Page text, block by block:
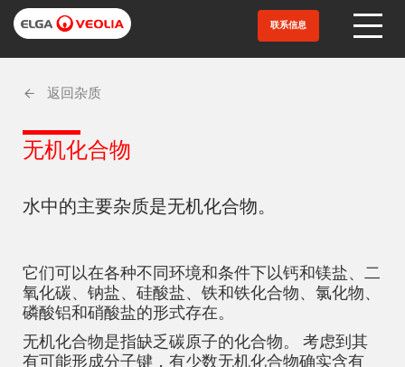
转
主
联系信息
返回杂质
无机化合物
水中的主要杂质是无机化合物。
它们可以在各种不同环境和条件下以钙和镁盐、二
氧化碳、钠盐、硅酸盐、铁和铁化合物、氯化物、
磷酸铝和硝酸盐的形式存在。
无机化合物是指缺乏碳原子的化合物。 考虑到其
有可能形成分子键，有少数无机化合物确实含有